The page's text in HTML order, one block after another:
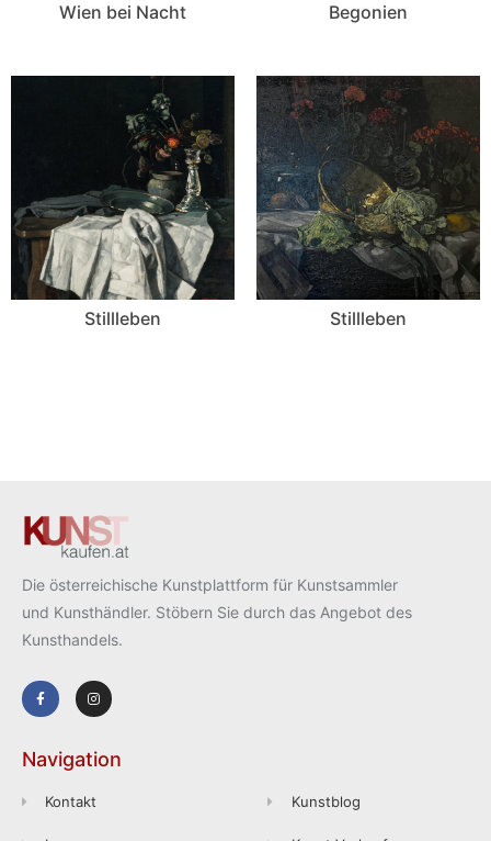
Wien bei Nacht Begonien
Stillleben Stillleben
Die österreichische Kunstplattform für Kunstsammler
und Kunsthändler. Stöbern Sie durch das Angebot des
Kunsthandels.
Navigation
Kontakt Kunstblog